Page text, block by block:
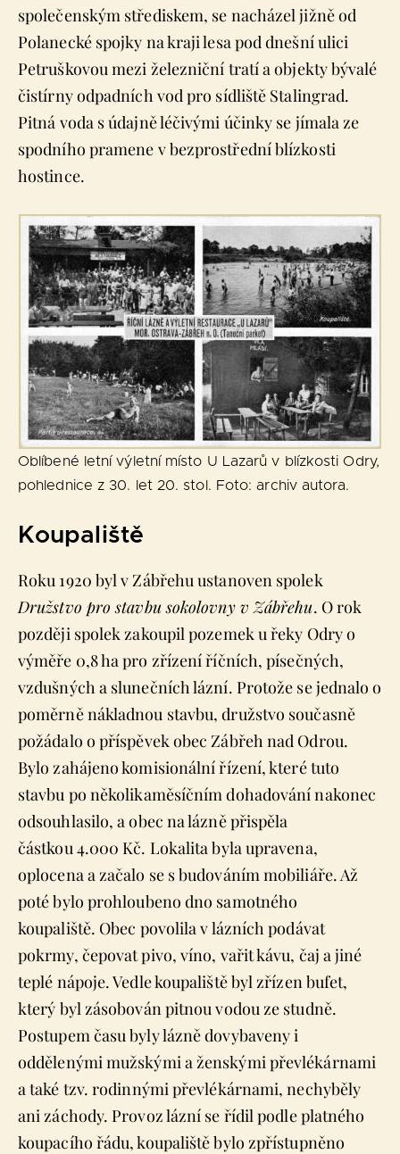
společenským střediskem, se nacházel jižně od
Polanecké spojky na kraji lesa pod dnešní ulici
Petruškovou mezi železniční tratí a objekty bývalé
čistírny odpadních vod pro sídliště Stalingrad.
Pitná voda s údajně léčivými účinky se jímala ze
spodního pramene v bezprostřední blízkosti
hostince.
Oblíbené letní výletní místo U Lazarů v blízkosti Odry,
pohlednice z 30. let 20. stol. Foto: archiv autora.
Koupaliště
Roku 1920 byl v Zábřehu ustanoven spolek
Družstvo pro stavbu sokolovny v Zábřehu. O rok
později spolek zakoupil pozemek u řeky Odry o
výměře 0,8 ha pro zřízení říčních, písečných,
vzdušných a slunečních lázní. Protože se jednalo o
poměrně nákladnou stavbu, družstvo současně
požádalo o příspěvek obec Zábřeh nad Odrou.
Bylo zahájeno komisionální řízení, které tuto
stavbu po několikaměsíčním dohadování nakonec
odsouhlasilo, a obec na lázně přispěla
částkou 4.000 Kč. Lokalita byla upravena,
oplocena a začalo se s budováním mobiliáře. Až
poté bylo prohloubeno dno samotného
koupaliště. Obec povolila v lázních podávat
pokrmy, čepovat pivo, víno, vařit kávu, čaj a jiné
teplé nápoje. Vedle koupaliště byl zřízen bufet,
který byl zásobován pitnou vodou ze studně.
Postupem času byly lázně dovybaveny i
oddělenými mužskými a ženskými převlékárnami
a také tzv. rodinnými převlékárnami, nechyběly
ani záchody. Provoz lázní se řídil podle platného
koupacího řádu, koupaliště bylo zpřístupněno